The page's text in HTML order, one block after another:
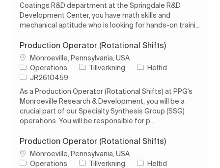
Coatings R&D department at the Springdale R&D
Development Center, you have math skills and
mechanical aptitude who is looking for hands-on traini...
Production Operator (Rotational Shifts)
PlatsMonroeville, Pennsylvania, USA
Operations
Kategori
Tillverkning Typ av jobb
Heltid
Jobb-ID
JR2610459
As a Production Operator (Rotational Shifts) at PPG's
Monroeville Research & Development, you will be a
crucial part of our Specialty Synthesis Group (SSG)
operations. You will be responsible for p...
Production Operator (Rotational Shifts)
PlatsMonroeville, Pennsylvania, USA
Operations
Kategori
Tillverkning Typ av jobb
Heltid